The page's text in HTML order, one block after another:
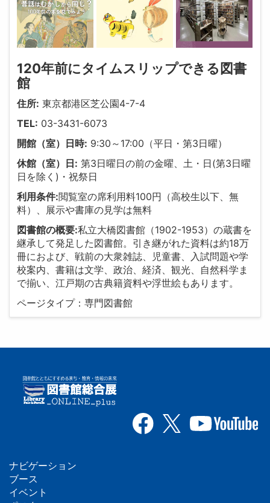
120年前にタイムスリップできる図書
館
住所: 東京都港区芝公園4-7-4
TEL: 03-3431-6073
開館（室）日時: 9:30～17:00（平日・第3日曜）
休館（室）日: 第3日曜日の前の金曜、土・日(第3日曜
日を除く)・祝祭日
利用条件:閲覧室の席利用料100円（高校生以下、無
料）、展示や書庫の見学は無料
図書館の概要:私立大橋図書館（1902-1953）の蔵書を
継承して発足した図書館。引き継がれた資料は約18万
冊におよび、戦前の大衆雑誌、児童書、入試問題や学
校案内、書籍は文学、政治、経済、観光、自然科学ま
で揃い、江戸期の古典籍資料や浮世絵もあります。
ページタイプ：専門図書館
フ
ナビゲーション
ブース
イベント